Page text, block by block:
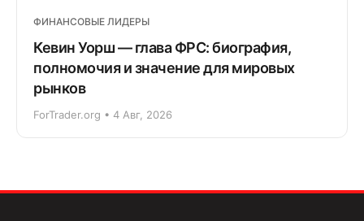
ФИНАНСОВЫЕ ЛИДЕРЫ
Кевин Уорш — глава ФРС: биография,
полномочия и значение для мировых
рынков
ForTrader.org • 4 Авг, 2026